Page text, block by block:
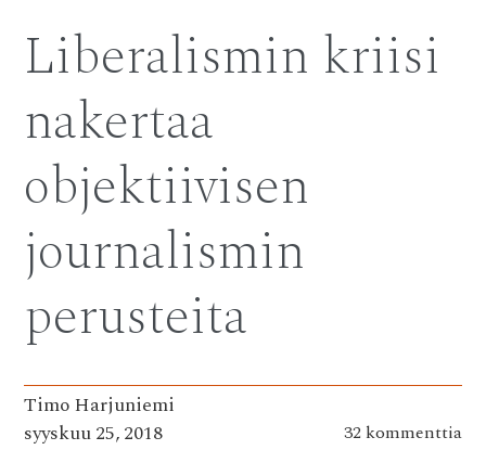
Liberalismin kriisi
nakertaa
objektiivisen
journalismin
perusteita
Timo Harjuniemi
syyskuu 25, 2018
32 kommenttia